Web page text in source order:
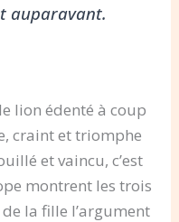
auparavant.
lion édenté à coup
craint et triomphe
et vaincu, c’est
montrent les trois
la fille l’argument